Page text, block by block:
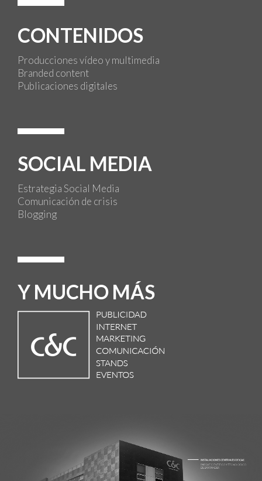
CONTENIDOS
Producciones vídeo y multimedia
Branded content
Publicaciones digitales
SOCIAL MEDIA
Estrategia Social Media
Comunicación de crisis
Blogging
Y MUCHO MÁS